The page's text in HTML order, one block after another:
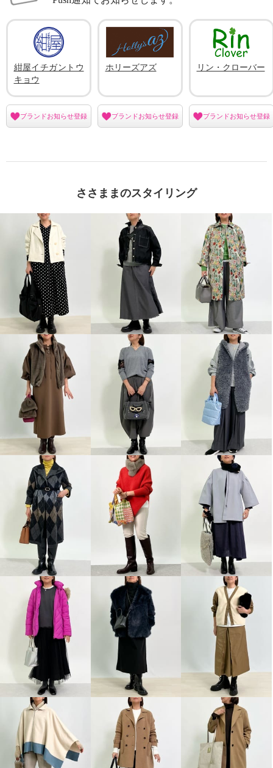
紺屋イチガントウ
キョウ
ブランドお知らせ登録
ホリーズアズ
ブランドお知らせ登録
リン・クローバー
ブランドお知らせ登録
ささままのスタイリング